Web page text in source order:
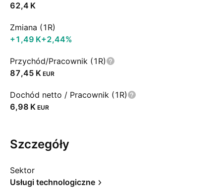
‪62,4 K‬
Zmiana (1R)
‪+1,49 K‬+2,44%
Przychód/Pracownik (1R)
‪87,45 K‬ EUR
Dochód netto / Pracownik (1R)
‪6,98 K‬ EUR
Szczegóły
Sektor
Usługi technologiczne